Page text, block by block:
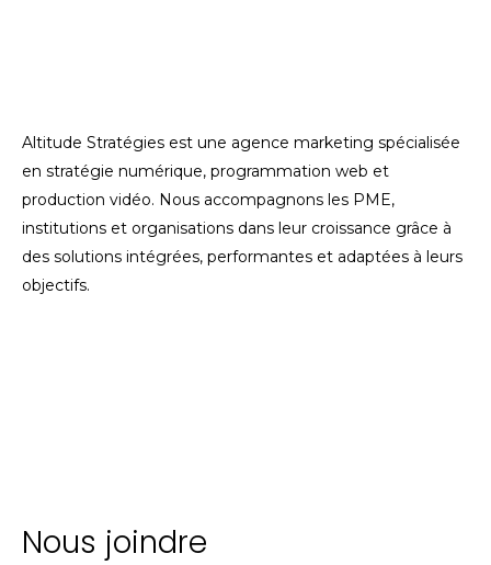
Altitude Stratégies est une agence marketing spécialisée
en stratégie numérique, programmation web et
production vidéo. Nous accompagnons les PME,
institutions et organisations dans leur croissance grâce à
des solutions intégrées, performantes et adaptées à leurs
objectifs.
Nous joindre